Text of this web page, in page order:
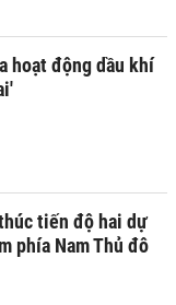
hoạt động dầu khí
tiến độ hai dự
phía Nam Thủ đô